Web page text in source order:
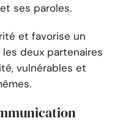
ses paroles.
et favorise un
deux partenaires
vulnérables et